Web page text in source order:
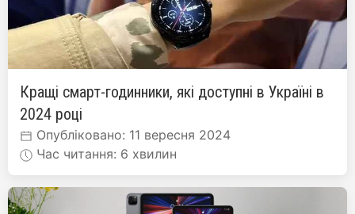
Кращі смарт-годинники, які доступні в Україні в
2024 році
Опубліковано: 11 вересня 2024
Час читання: 6 хвилин